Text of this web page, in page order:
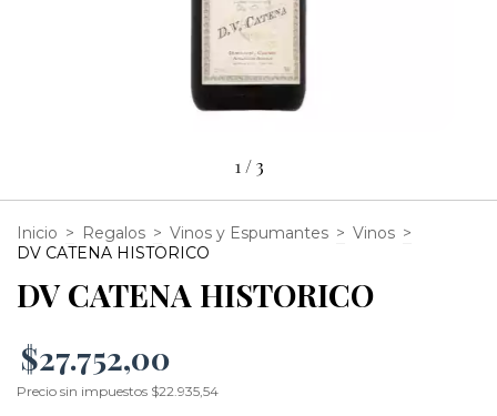
1 /3
Inicio > Regalos > Vinos y Espumantes > Vinos >
DV CATENA HISTORICO
DV CATENA HISTORICO
$27.752,00
Precio sin impuestos $22.935,54